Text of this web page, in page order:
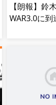
【朗報】鈴
WAR3.0に到